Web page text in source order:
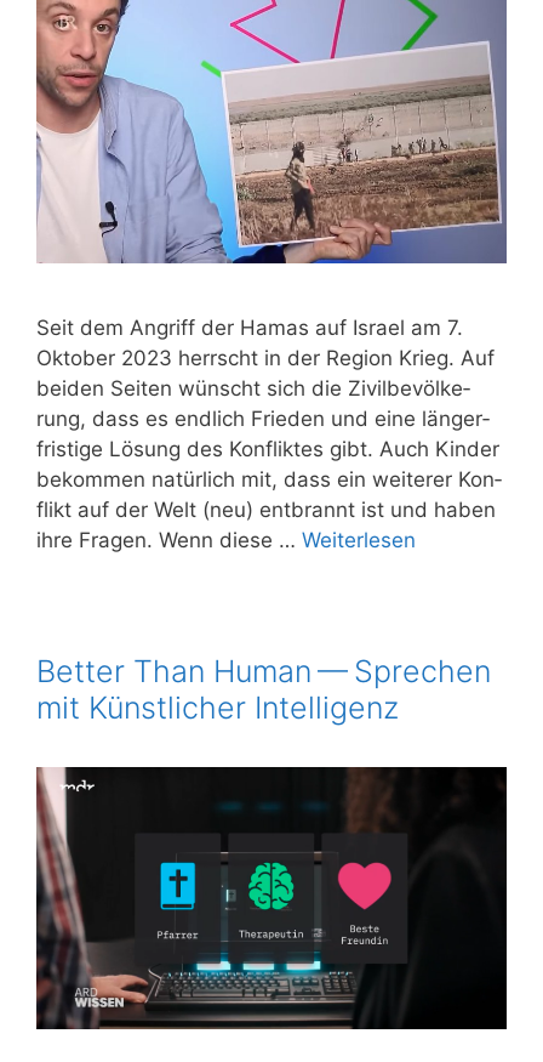
Seit dem Angriff der Hamas auf Isra­el am 7.
Okto­ber 2023 herrscht in der Regi­on Krieg. Auf
bei­den Sei­ten wünscht sich die Zivil­be­völ­ke­
rung, dass es end­lich Frie­den und eine län­ger­
fris­ti­ge Lösung des Kon­flik­tes gibt. Auch Kin­der
bekom­men natür­lich mit, dass ein wei­te­rer Kon­
flikt auf der Welt (neu) ent­brannt ist und haben
ihre Fra­gen. Wenn die­se … Wei­ter­le­sen
Better Than Human — Sprechen
mit Künstlicher Intelligenz